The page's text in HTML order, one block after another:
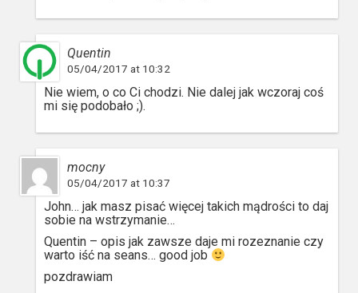
Quentin
05/04/2017 at 10:32
Nie wiem, o co Ci chodzi. Nie dalej jak wczoraj coś
mi się podobało ;).
mocny
05/04/2017 at 10:37
John… jak masz pisać więcej takich mądrości to daj
sobie na wstrzymanie…
Quentin – opis jak zawsze daje mi rozeznanie czy
warto iść na seans… good job
pozdrawiam